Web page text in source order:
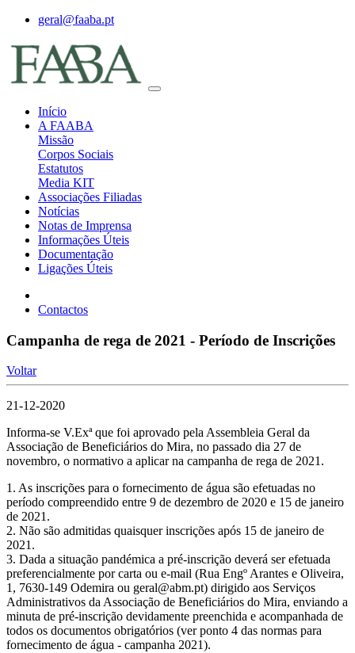
geral@faaba.pt
Início
A FAABA
Missão
Corpos Sociais
Estatutos
Media KIT
Associações Filiadas
Notícias
Notas de Imprensa
Informações Úteis
Documentação
Ligações Úteis
Contactos
Campanha de rega de 2021 - Período de Inscrições
Voltar
21-12-2020
Informa-se V.Exª que foi aprovado pela Assembleia Geral da
Associação de Beneficiários do Mira, no passado dia 27 de
novembro, o normativo a aplicar na campanha de rega de 2021.
1. As inscrições para o fornecimento de água são efetuadas no
período compreendido entre 9 de dezembro de 2020 e 15 de janeiro
de 2021.
2. Não são admitidas quaisquer inscrições após 15 de janeiro de
2021.
3. Dada a situação pandémica a pré-inscrição deverá ser efetuada
preferencialmente por carta ou e-mail (Rua Engº Arantes e Oliveira,
1, 7630-149 Odemira ou geral@abm.pt) dirigido aos Serviços
Administrativos da Associação de Beneficiários do Mira, enviando a
minuta de pré-inscrição devidamente preenchida e acompanhada de
todos os documentos obrigatórios (ver ponto 4 das normas para
fornecimento de água - campanha 2021).